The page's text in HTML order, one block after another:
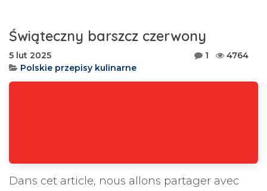
Świąteczny barszcz czerwony
5 lut 2025 1
4764
Polskie przepisy kulinarne
Dans cet article, nous allons partager avec